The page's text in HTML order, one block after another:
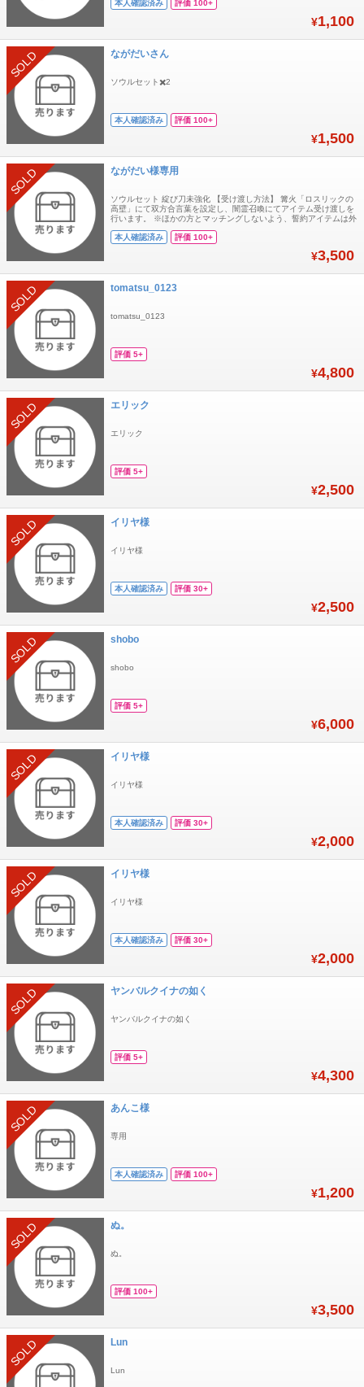
本人確認済み 評価 100+
¥1,100
SOLD ながだいさん
ソウルセット✖️2
本人確認済み 評価 100+
¥1,500
SOLD ながだい様専用
ソウルセット 綻び刀未強化 【受け渡し方法】 篝火「ロスリックの
高壁」にて双方合言葉を設定し、闇霊召喚にてアイテム受け渡しを
行います。 ※ほかの方とマッチングしないよう、誓約アイテムは外
にお送りいただけるとスムーズな取引が可能ですので、ご協力をお
本人確認済み 評価 100+
¥3,500
SOLD tomatsu_0123
tomatsu_0123
評価 5+
¥4,800
SOLD エリック
エリック
評価 5+
¥2,500
SOLD イリヤ様
イリヤ様
本人確認済み 評価 30+
¥2,500
SOLD shobo
shobo
評価 5+
¥6,000
SOLD イリヤ様
イリヤ様
本人確認済み 評価 30+
¥2,000
SOLD イリヤ様
イリヤ様
本人確認済み 評価 30+
¥2,000
SOLD ヤンバルクイナの如く
ヤンバルクイナの如く
評価 5+
¥4,300
SOLD あんこ様
専用
本人確認済み 評価 100+
¥1,200
SOLD ぬ。
ぬ。
評価 100+
¥3,500
SOLD Lun
Lun